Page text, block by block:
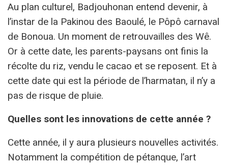
Au plan culturel, Badjouhonan entend devenir, à
l’instar de la Pakinou des Baoulé, le Pôpô carnaval
de Bonoua. Un moment de retrouvailles des Wê.
Or à cette date, les parents-paysans ont finis la
récolte du riz, vendu le cacao et se reposent. Et à
cette date qui est la période de l’harmatan, il n’y a
pas de risque de pluie.
Quelles sont les innovations de cette année ?
Cette année, il y aura plusieurs nouvelles activités.
Notamment la compétition de pétanque, l’art